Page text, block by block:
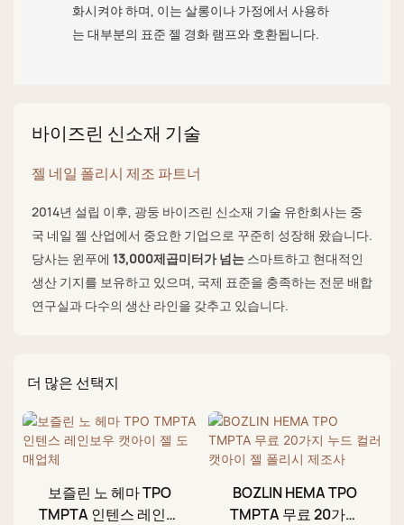
화시켜야 하며, 이는 살롱이나 가정에서 사용하
는 대부분의 표준 젤 경화 램프와 호환됩니다.
바이즈린 신소재 기술
젤 네일 폴리시 제조 파트너
2014년 설립 이후, 광둥 바이즈린 신소재 기술 유한회사는 중
국 네일 젤 산업에서 중요한 기업으로 꾸준히 성장해 왔습니다.
당사는 윈푸에 13,000제곱미터가 넘는 스마트하고 현대적인
생산 기지를 보유하고 있으며, 국제 표준을 충족하는 전문 배합
연구실과 다수의 생산 라인을 갖추고 있습니다.
더 많은 선택지
보즐린 노 헤마 TPO
TMPTA 인텐스 레인보
BOZLIN HEMA TPO
TMPTA 무료 20가지